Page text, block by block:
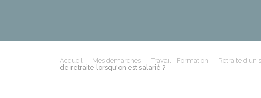
Accueil Mes démarches Travail - Formation Retraite d'un
de retraite lorsqu'on est salarié ?